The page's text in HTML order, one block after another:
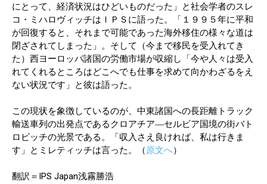
にとって、経済状況はひどいものだった」と社会学者のスレ
コ・ミハロヴィッチはＩＰＳに語った。「１９９５年に平和
が回復すると、それまで可能であった海外移住の様々な道は
閉ざされてしまった」。そして（今まで移民を受入れてき
た）西ヨーロッパ諸国の労働市場が収縮し「今や人々は受入
れてくれるところはどこへでも仕事を求めて向かわざるをえ
ない状況です」と彼は語った。
この現状を象徴しているのが、中東諸国への長距離トラック
輸送車列の出発点であるクロアチア―セルビア国境の街バト
ロビッチの光景である。「収入さえ良ければ、私は行きま
す」とミレティッチは言った。（原文へ）
翻訳＝IPS Japan浅霧勝浩